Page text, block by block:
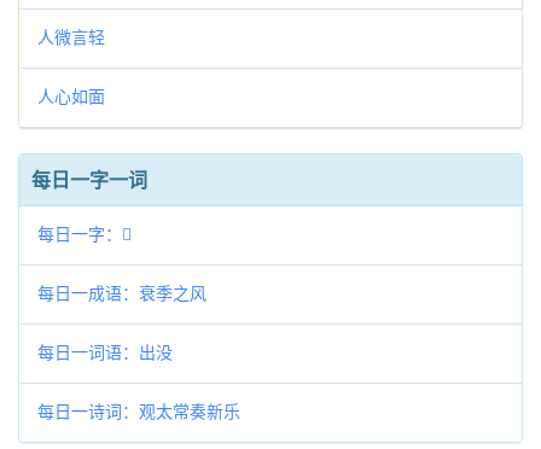
人微言轻
人心如面
每日一字一词
每日一字：𢕆
每日一成语：衰季之风
每日一词语：出没
每日一诗词：观太常奏新乐